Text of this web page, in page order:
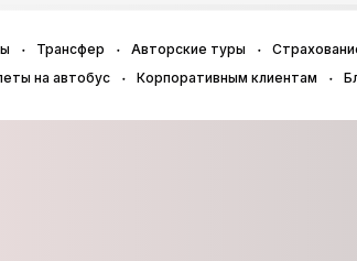
Трансфер Авторские туры
на автобус Корпоративным клиентам